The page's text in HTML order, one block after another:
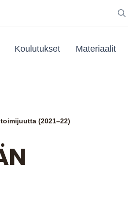
Koulutukset Materiaalit
(2021–22)